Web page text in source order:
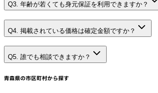
Q3. 年齢が若くても身元保証を利用できますか？
Q4. 掲載されている価格は確定金額ですか？
Q5. 誰でも相談できますか？
青森県の市区町村から探す